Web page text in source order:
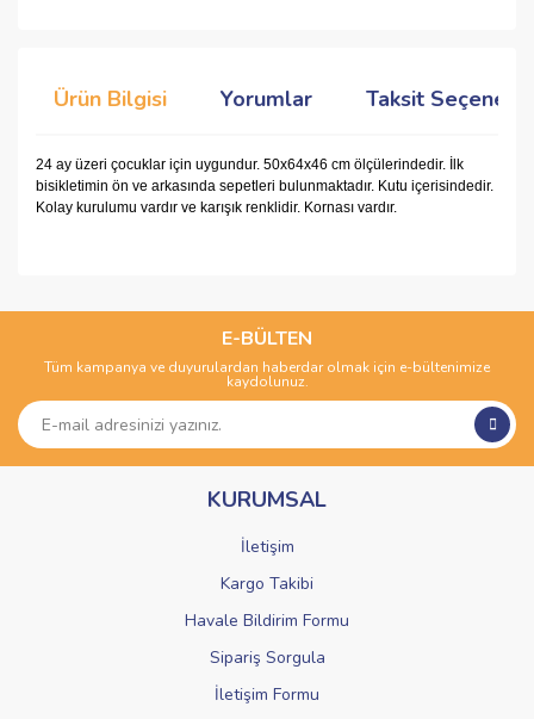
Ürün Bilgisi Yorumlar Taksit
24 ay üzeri çocuklar için uygundur. 50x64x46 cm ölçülerindedir. İlk
bisikletimin ön ve arkasında sepetleri bulunmaktadır. Kutu içerisindedir.
Kolay kurulumu vardır ve karışık renklidir. Kornası vardır.
Yorum Yaz
kullanarak tarafımıza iletebilirsiniz.
Görüş ve önerileriniz için teşekkür ederiz.
Ürün açıklamasında eksik bilgiler bulunuyor.
Ürün bilgilerinde hatalar bulunuyor.
Ürün fiyatı diğer sitelerden daha pahalı.
Gönder
E-BÜLTEN
Tüm kampanya ve duyurulardan haberdar olmak için e-bültenimize
kaydolunuz.
KURUMSAL
İletişim
Kargo Takibi
Havale Bildirim Formu
Sipariş Sorgula
İletişim Formu